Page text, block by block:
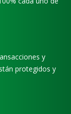
y
protegidos y